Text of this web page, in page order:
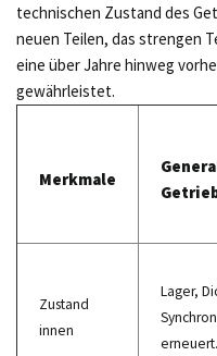
technischen Zustand des
neuen Teilen, das strengen
eine über Jahre hinweg
gewährleistet.
Merkmale
Zustand
innen
Lager,
erneuert.